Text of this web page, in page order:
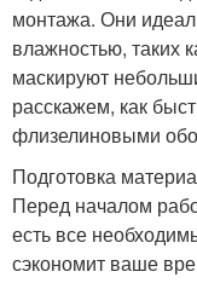
монтажа. Они
влажностью, таких
маскируют
расскажем, как
флизелиновыми
Подготовка
Перед началом
есть все
сэкономит ваше